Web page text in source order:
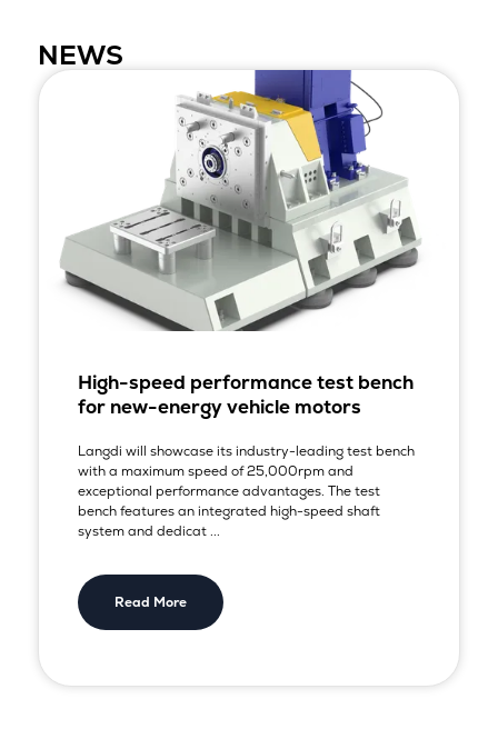
NEWS
High-speed performance test bench
for new-energy vehicle motors
Langdi will showcase its industry-leading test bench
with a maximum speed of 25,000rpm and
exceptional performance advantages. The test
bench features an integrated high-speed shaft
system and dedicat ...
Read More